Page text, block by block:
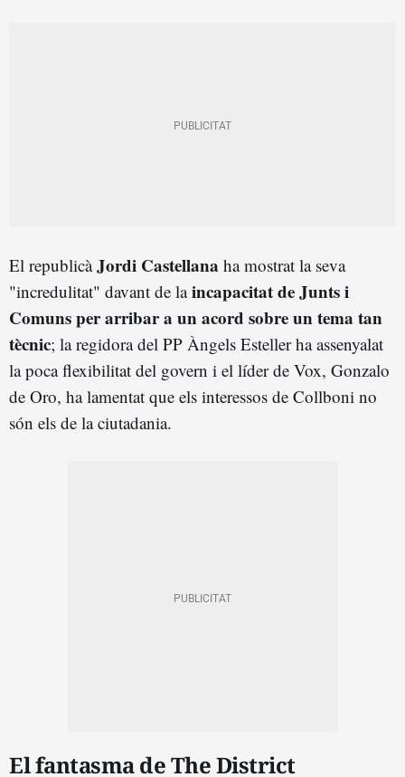
El republicàJordi Castellana ha mostrat la seva
"incredulitat" davant de laincapacitat de Junts i
Comuns per arribar a un acord sobre un tema tan
tècnic; la regidora del PP Àngels Esteller ha assenyalat
la poca flexibilitat del govern i el líder de Vox, Gonzalo
de Oro, ha lamentat que els interessos de Collboni no
són els de la ciutadania.
El fantasma de The District